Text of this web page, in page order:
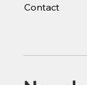
Contact